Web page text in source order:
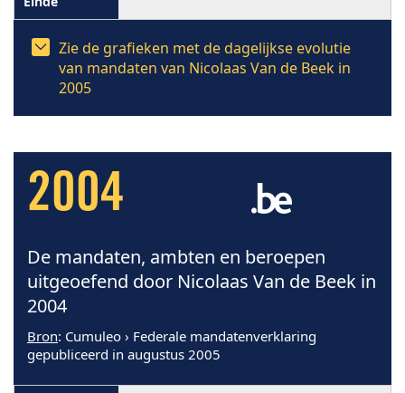
Zie de grafieken met de dagelijkse evolutie
van mandaten van Nicolaas Van de Beek in
2005
2004
De mandaten, ambten en beroepen
uitgeoefend door Nicolaas Van de Beek in
2004
Bron: Cumuleo › Federale mandatenverklaring
gepubliceerd in augustus 2005